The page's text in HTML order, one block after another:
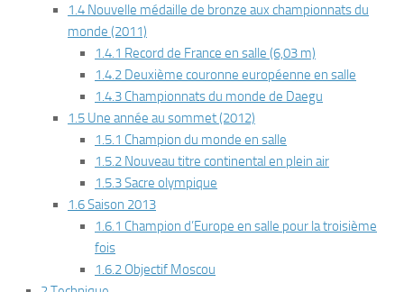
1.4 Nouvelle médaille de bronze aux championnats du
monde (2011)
1.4.1 Record de France en salle (6,03 m)
1.4.2 Deuxième couronne européenne en salle
1.4.3 Championnats du monde de Daegu
1.5 Une année au sommet (2012)
1.5.1 Champion du monde en salle
1.5.2 Nouveau titre continental en plein air
1.5.3 Sacre olympique
1.6 Saison 2013
1.6.1 Champion d’Europe en salle pour la troisième
fois
1.6.2 Objectif Moscou